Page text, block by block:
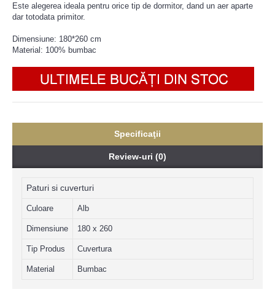
Este alegerea ideala pentru orice tip de dormitor, dand un aer aparte
dar totodata primitor.
Dimensiune: 180*260 cm
Material: 100% bumbac
Specificaţii
Review-uri (0)
Paturi si cuverturi
Culoare Alb
Dimensiune 180 x 260
Tip Produs Cuvertura
Material Bumbac